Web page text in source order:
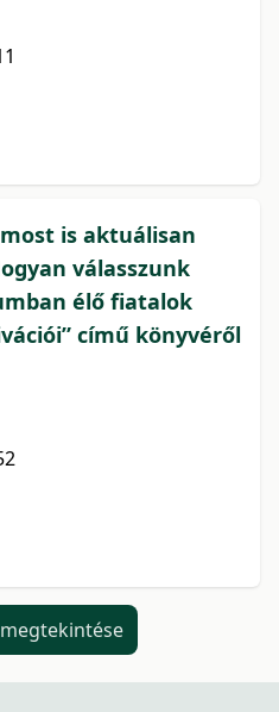
is aktuálisan
válasszunk
élő fiatalok
című könyvéről